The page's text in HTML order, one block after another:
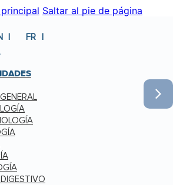
Saltar al pie de página
FR